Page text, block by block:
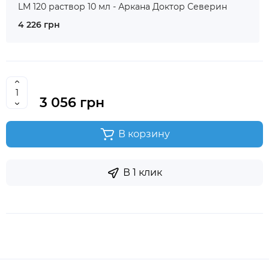
LM 120 раствор 10 мл - Аркана Доктор Северин
4 226 грн
3 056 грн
В корзину
В 1 клик